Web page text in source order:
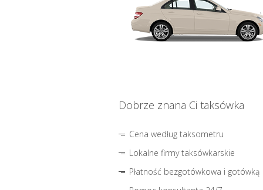
Dobrze znana Ci taksówka
Cena według taksometru
Lokalne firmy taksówkarskie
Płatność bezgotówkowa i gotówką